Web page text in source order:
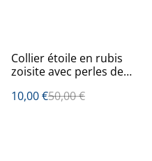
%
Collier étoile en rubis
zoisite avec perles de
10,00 €50,00 €